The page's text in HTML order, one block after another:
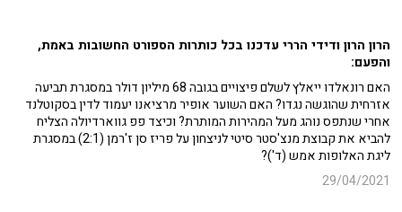
הרון הרון ודידי הררי עדכנו בכל כותרות הספורט החשובות באמת,
והפעם:
האם רונאלדו ייאלץ לשלם פיצויים בגובה 68 מיליון דולר במסגרת תביעה
אזרחית שהוגשה נגדו? האם השוער אופיר מרציאנו יעמוד לדין בסקוטלנד
אחרי שנתפס נוהג מעל המהירות המותרת? וכיצד פפ גווארדיולה הצליח
להביא את קבוצת מנצ'סטר סיטי לניצחון על פריז סן ז'רמן (2:1) במסגרת
ליגת האלופות אמש (ד')?
29/04/2021